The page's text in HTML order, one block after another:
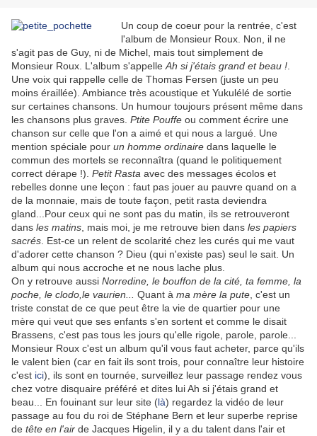
Un coup de coeur pour la rentrée, c'est
l'album de Monsieur Roux. Non, il ne
s'agit pas de Guy, ni de Michel, mais tout simplement de
Monsieur Roux. L'album s'appelle Ah si j'étais grand et beau !
Une voix qui rappelle celle de Thomas Fersen (juste un peu
moins éraillée). Ambiance très acoustique et Yukulélé de sortie
sur certaines chansons. Un humour toujours présent même dans
les chansons plus graves. Ptite Pouffe ou comment écrire une
chanson sur celle que l'on a aimé et qui nous a largué. Une
mention spéciale pour un homme ordinaire dans laquelle le
commun des mortels se reconnaîtra (quand le politiquement
correct dérape !). Petit Rasta avec des messages écolos et
rebelles donne une leçon : faut pas jouer au pauvre quand on a
de la monnaie, mais de toute façon, petit rasta deviendra
gland...Pour ceux qui ne sont pas du matin, ils se retrouveront
dans les matins , mais moi, je me retrouve bien dans les papiers
sacrés . Est-ce un relent de scolarité chez les curés qui me vaut
d'adorer cette chanson ? Dieu (qui n'existe pas) seul le sait. Un
album qui nous accroche et ne nous lache plus.
On y retrouve aussi Norredine, le bouffon de la cité, ta femme, la
poche, le clodo,le vaurien...
Quant à ma mère la pute , c'est un
triste constat de ce que peut être la vie de quartier pour une
mère qui veut que ses enfants s'en sortent et comme le disait
Brassens, c'est pas tous les jours qu'elle rigole, parole, parole...
Monsieur Roux c'est un album qu'il vous faut acheter, parce qu'ils
le valent bien (car en fait ils sont trois, pour connaître leur histoire
c'est ici), ils sont en tournée, surveillez leur passage rendez vous
chez votre disquaire préféré et dites lui Ah si j'étais grand et
beau... En fouinant sur leur site (là) regardez la vidéo de leur
passage au fou du roi de Stéphane Bern et leur superbe reprise
de tête en l'air de Jacques Higelin, il y a du talent dans l'air et